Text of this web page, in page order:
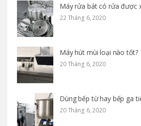
Máy rửa bát có rửa được
22 Tháng 6, 2020
Máy hút mùi loại nào tốt?
20 Tháng 6, 2020
Dùng bếp từ hay bếp ga
20 Tháng 6, 2020